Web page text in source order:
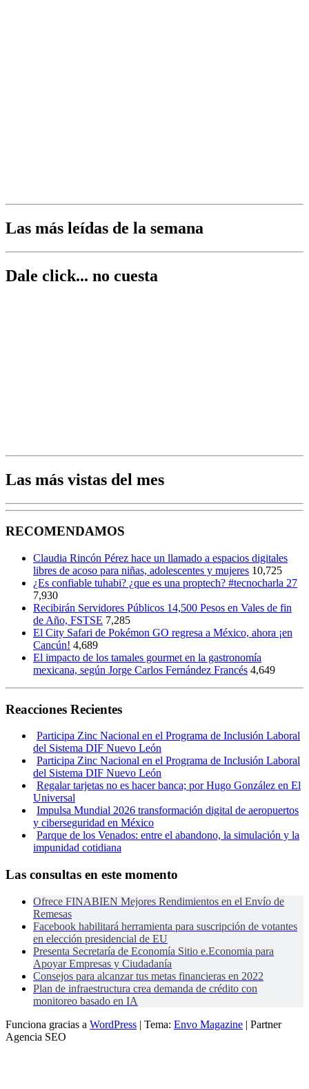
Las más leídas de la semana
Dale click... no cuesta
Las más vistas del mes
RECOMENDAMOS
Claudia Rincón Pérez hace un llamado a espacios digitales
libres de acoso para niñas, adolescentes y mujeres 10,725
¿Es confiable tuhabi? ¿que es una proptech? #tecnocharla 27
7,930
Recibirán Servidores Públicos 14,500 Pesos en Vales de fin
de Año, FSTSE 7,285
El City Safari de Pokémon GO regresa a México, ahora ¡en
Cancún! 4,689
El impacto de los tamales gourmet en la gastronomía
mexicana, según Jorge Carlos Fernández Francés 4,649
Reacciones Recientes
Participa Zinc Nacional en el Programa de Inclusión Laboral
del Sistema DIF Nuevo León
Participa Zinc Nacional en el Programa de Inclusión Laboral
del Sistema DIF Nuevo León
Regalar tarjetas no es hacer banca; por Hugo González en El
Universal
Impulsa Mundial 2026 transformación digital de aeropuertos
y ciberseguridad en México
Parque de los Venados: entre el abandono, la simulación y la
impunidad cotidiana
Las consultas en este momento
Ofrece FINABIEN Mejores Rendimientos en el Envío de
Remesas
Facebook habilitará herramienta para suscripción de votantes
en elección presidencial de EU
Presenta Secretaría de Economía Sitio e.Economia para
Apoyar Empresas y Ciudadanía
Consejos para alcanzar tus metas financieras en 2022
Plan de infraestructura crea demanda de crédito con
monitoreo basado en IA
Funciona gracias a WordPress | Tema: Envo Magazine | Partner
Agencia SEO